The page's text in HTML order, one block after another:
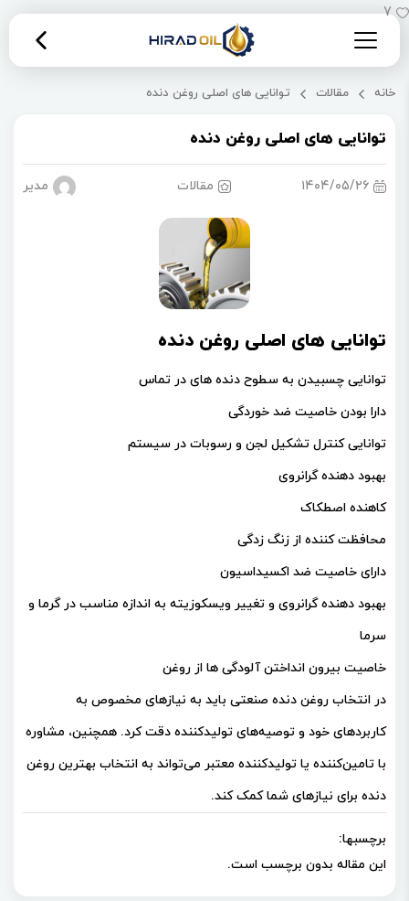
خانه مقالات توانایی های اصلی روغن دنده
توانایی های اصلی روغن دنده
۱۴۰۴/۰۵/۲۶ مقالات
7
توانایی های اصلی روغن دنده
توانایی چسبیدن به سطوح دنده های در تماس
دارا بودن خاصیت ضد خوردگی
توانایی کنترل تشکیل لجن و رسوبات در سیستم
بهبود دهنده گرانروی
کاهنده اصطکاک
محافظت کننده از زنگ زدگی
دارای خاصیت ضد اکسیداسیون
بهبود دهنده گرانروی و تغییر ویسکوزیته به اندازه مناسب در گرما و
سرما
خاصیت بیرون انداختن آلودگی ها از روغن
در انتخاب روغن دنده صنعتی باید به نیازهای مخصوص به
کاربردهای خود و توصیه‌های تولیدکننده دقت کرد. همچنین، مشاوره
با تامین‌کننده یا تولیدکننده معتبر می‌تواند به انتخاب بهترین روغن
دنده برای نیازهای شما کمک کند.
برچسبها:
این مقاله بدون برچسب است.